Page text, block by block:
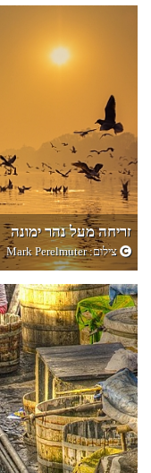
זריחה מעל נהר ימונה
צילום:Mark Perelmuter